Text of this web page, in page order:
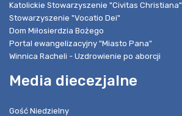
Katolickie Stowarzyszenie "Civitas Christiana"
Stowarzyszenie "Vocatio Dei"
Dom Miłosierdzia Bożego
Portal ewangelizacyjny "Miasto Pana"
Winnica Racheli - Uzdrowienie po aborcji
Media diecezjalne
Gość Niedzielny